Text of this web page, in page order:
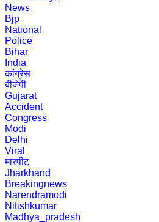
News
Bjp
National
Police
Bihar
India
कांग्रेस
बीजेपी
Gujarat
Accident
Congress
Modi
Delhi
Viral
मारपीट
Jharkhand
Breakingnews
Narendramodi
Nitishkumar
Madhya_pradesh